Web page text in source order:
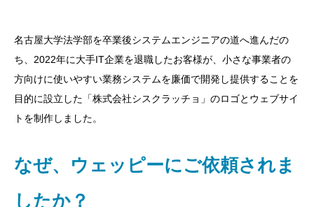
名古屋大学法学部を卒業後システムエンジニアの道へ進んだの
ち、2022年に大手IT企業を退職したお客様が、小さな事業者の
方向けに使いやすい業務システムを廉価で開発し提供することを
目的に設立した「株式会社シスクラッチョ」のロゴとウェブサイ
トを制作しました。
なぜ、ウェッピーにご依頼されま
したか？